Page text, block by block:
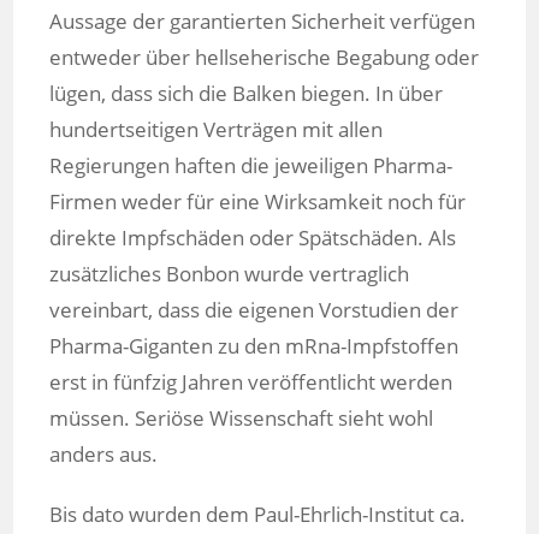
Aussage der garantierten Sicherheit verfügen
entweder über hellseherische Begabung oder
lügen, dass sich die Balken biegen. In über
hundertseitigen Verträgen mit allen
Regierungen haften die jeweiligen Pharma-
Firmen weder für eine Wirksamkeit noch für
direkte Impfschäden oder Spätschäden. Als
zusätzliches Bonbon wurde vertraglich
vereinbart, dass die eigenen Vorstudien der
Pharma-Giganten zu den mRna-Impfstoffen
erst in fünfzig Jahren veröffentlicht werden
müssen. Seriöse Wissenschaft sieht wohl
anders aus.
Bis dato wurden dem Paul-Ehrlich-Institut ca.